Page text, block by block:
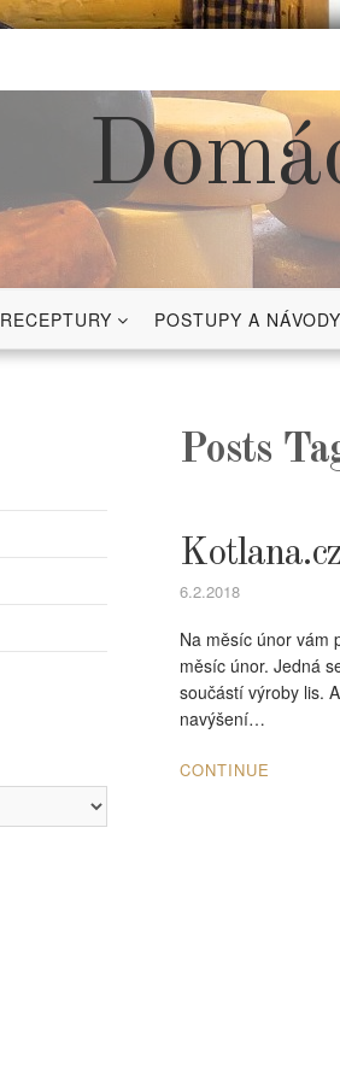
RECEPTURY POSTUPY A NÁVODY
Posts
6.2.2018
Na měsíc únor vám
měsíc únor. Jedná
součástí výroby lis.
navýšení…
CONTINUE